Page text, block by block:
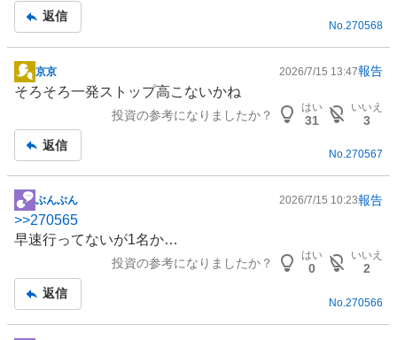
返信
No. 270568
掲
示
事
京京 2026/7/15 13:47報告
そろそろ一発ストップ高こないかね
投資の参考になりましたか？
はい
31
いいえ
3
返信
No.270567
掲
示
板
ぶんぶん 2026/7/15 10:23報告
>>270565
早速行ってないが1名か…
投資の参考になりましたか？
はい
0
いいえ
2
返信
No. 270566